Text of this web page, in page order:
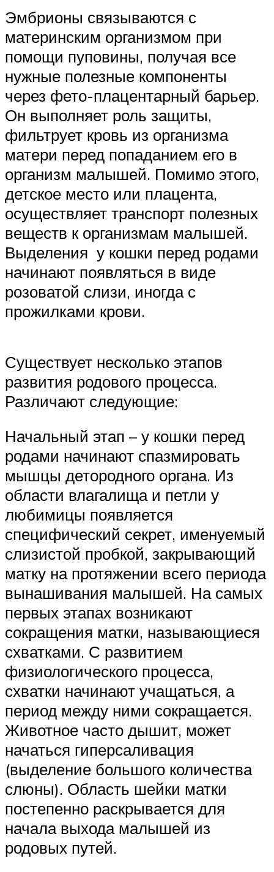
Эмбрионы связываются с
материнским организмом при
помощи пуповины, получая все
нужные полезные компоненты
через фето-плацентарный барьер.
Он выполняет роль защиты,
фильтрует кровь из организма
матери перед попаданием его в
организм малышей. Помимо этого,
детское место или плацента,
осуществляет транспорт полезных
веществ к организмам малышей.
Выделения у кошки перед родами
начинают появляться в виде
розоватой слизи, иногда с
прожилками крови.
Существует несколько этапов
развития родового процесса.
Различают следующие:
Начальный этап – у кошки перед
родами начинают спазмировать
мышцы детородного органа. Из
области влагалища и петли у
любимицы появляется
специфический секрет, именуемый
слизистой пробкой, закрывающий
матку на протяжении всего периода
вынашивания малышей. На самых
первых этапах возникают
сокращения матки, называющиеся
схватками. С развитием
физиологического процесса,
схватки начинают учащаться, а
период между ними сокращается.
Животное часто дышит, может
начаться гиперсаливация
(выделение большого количества
слюны). Область шейки матки
постепенно раскрывается для
начала выхода малышей из
родовых путей.